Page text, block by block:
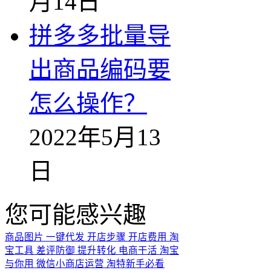
拼多多批量导
出商品编码要
怎么操作？
2022年5月13
日
您可能感兴趣
商品图片 一键代发 开店步骤 开店费用 淘
宝工具 差评防御 提升转化 电商干活 淘宝
与你用 微信小商店运营 淘特新手必看